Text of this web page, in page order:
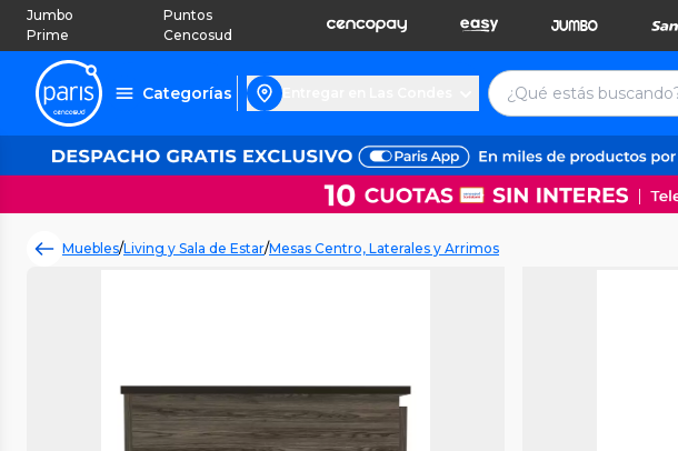
Jumbo
Prime
Puntos
Cencosud
Categorías
Muebles/Living y Sala de Estar/Mesas Centro, Laterales y Arrimos